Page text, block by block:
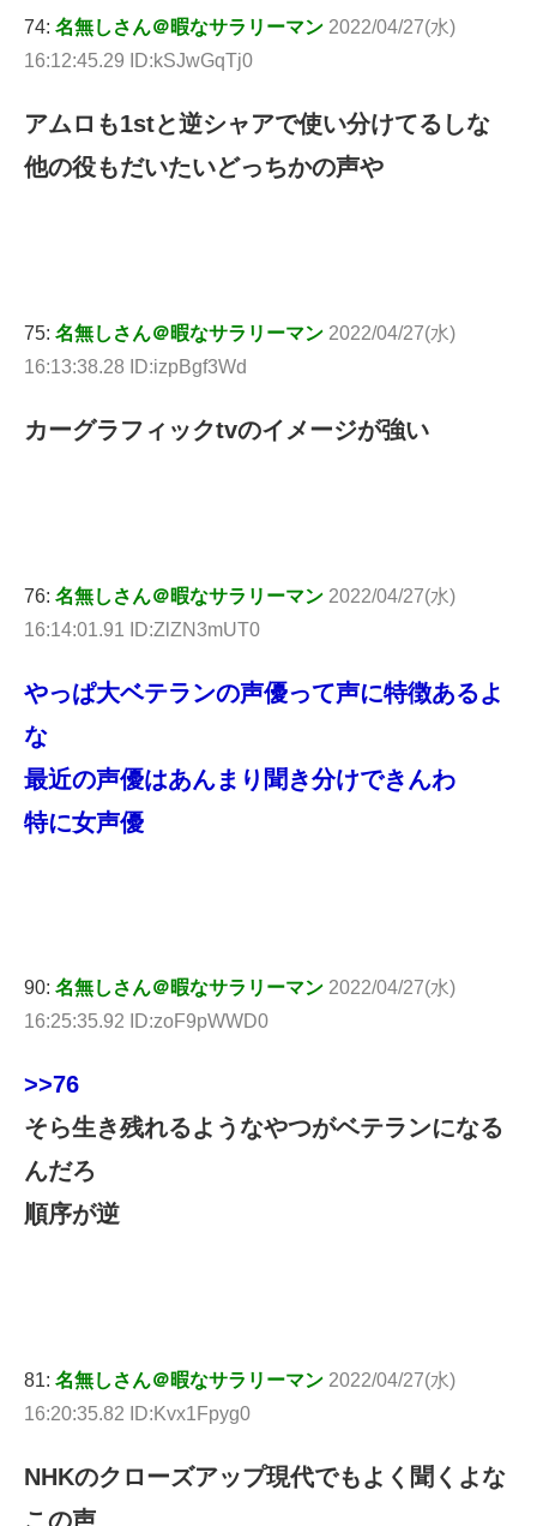
74: 名無しさん＠暇なサラリーマン 2022/04/27(水)
16:12:45.29 ID:kSJwGqTj0
アムロも1stと逆シャアで使い分けてるしな
他の役もだいたいどっちかの声や
75: 名無しさん＠暇なサラリーマン 2022/04/27(水)
16:13:38.28 ID:izpBgf3Wd
カーグラフィックtvのイメージが強い
76: 名無しさん＠暇なサラリーマン 2022/04/27(水)
16:14:01.91 ID:ZlZN3mUT0
やっぱ大ベテランの声優って声に特徴あるよ
な
最近の声優はあんまり聞き分けできんわ
特に女声優
90: 名無しさん＠暇なサラリーマン 2022/04/27(水)
16:25:35.92 ID:zoF9pWWD0
>>76
そら生き残れるようなやつがベテランになる
んだろ
順序が逆
81: 名無しさん＠暇なサラリーマン 2022/04/27(水)
16:20:35.82 ID:Kvx1Fpyg0
NHKのクローズアップ現代でもよく聞くよな
この声